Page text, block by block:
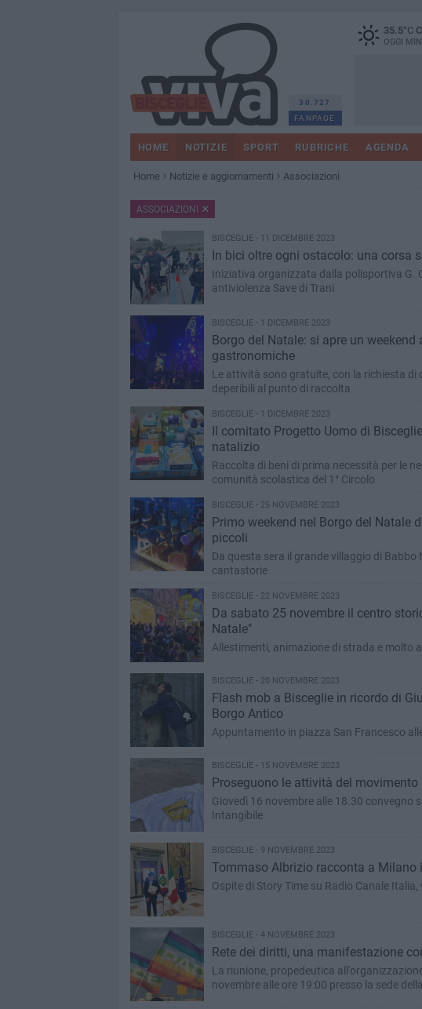
30.727
FANPAGE
35.5°C
OGGI MIN
HOME NOTIZIE SPORT RUBRICHE AGENDA
Home Notizie e aggiornamenti Associazioni
ASSOCIAZIONI
BISCEGLIE - 11 DICEMBRE 2023
In bici oltre ogni ostacolo: una corsa
Iniziativa organizzata dalla polisportiva G.
antiviolenza Save di Trani
BISCEGLIE - 1 DICEMBRE 2023
Borgo del Natale: si apre un
gastronomiche
Le attività sono gratuite, con la richiesta di
deperibili al punto di raccolta
BISCEGLIE - 1 DICEMBRE 2023
Il comitato Progetto Uomo di
natalizio
Raccolta di beni di prima necessità per le
comunità scolastica del 1° Circolo
BISCEGLIE - 25 NOVEMBRE 2023
Primo weekend nel Borgo del Natale
piccoli
Da questa sera il grande villaggio di
cantastorie
BISCEGLIE - 22 NOVEMBRE 2023
Da sabato 25 novembre il centro
Natale"
Allestimenti, animazione di strada e molto
BISCEGLIE - 20 NOVEMBRE 2023
Flash mob a Bisceglie in ricordo di
Borgo Antico
Appuntamento in piazza San Francesco
BISCEGLIE - 15 NOVEMBRE 2023
Proseguono le attività del
Giovedì 16 novembre alle 18.30 convegno
Intangibile
BISCEGLIE - 9 NOVEMBRE 2023
Tommaso Albrizio racconta a Milano
Ospite di Story Time su Radio Canale
BISCEGLIE - 4 NOVEMBRE 2023
Rete dei diritti, una manifestazione
La riunione, propedeutica
novembre alle ore 19:00 presso la sede